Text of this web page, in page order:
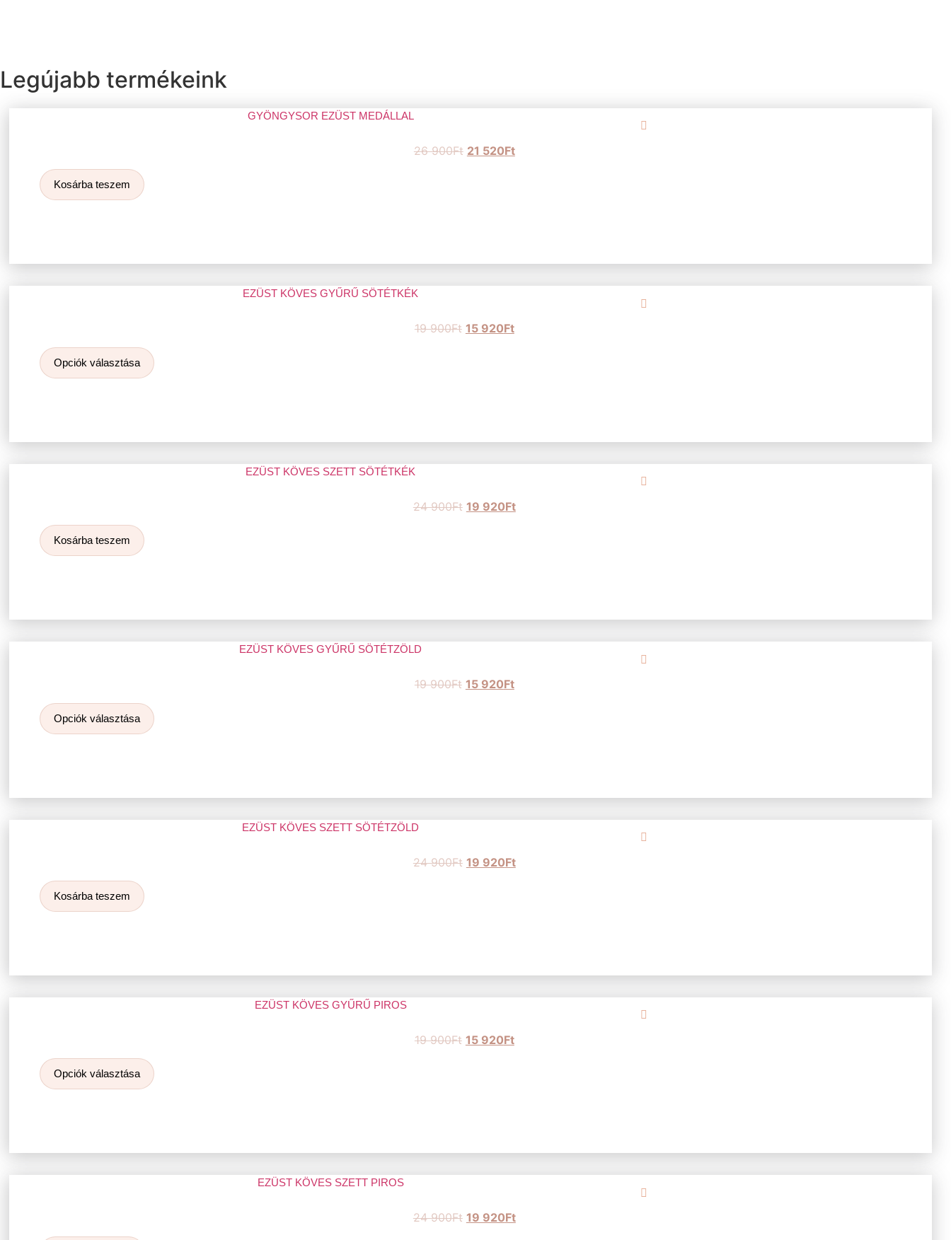
Legújabb termékeink
GYÖNGYSOR EZÜST MEDÁLLAL
26 900Ft 21 520Ft
Kosárba teszem
EZÜST KÖVES GYŰRŰ SÖTÉTKÉK
19 900Ft 15 920Ft
Opciók választása
EZÜST KÖVES SZETT SÖTÉTKÉK
24 900Ft 19 920Ft
Kosárba teszem
EZÜST KÖVES GYŰRŰ SÖTÉTZÖLD
19 900Ft 15 920Ft
Opciók választása
EZÜST KÖVES SZETT SÖTÉTZÖLD
24 900Ft 19 920Ft
Kosárba teszem
EZÜST KÖVES GYŰRŰ PIROS
19 900Ft 15 920Ft
Opciók választása
EZÜST KÖVES SZETT PIROS
24 900Ft 19 920Ft